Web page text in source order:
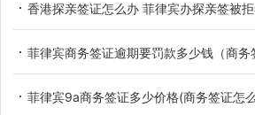
香港探亲签证怎么办 菲律宾办探亲签被
菲律宾商务签证逾期要罚款多少钱（商务
菲律宾9a商务签证多少价格(商务签证怎